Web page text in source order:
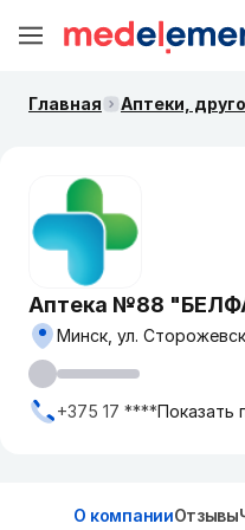
Главная Аптеки,
Аптека №88
Минск, ул.
+375 17 ****Показать
О компанииОтзывы